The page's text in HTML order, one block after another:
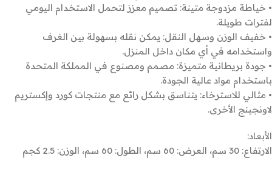
• خياطة مزدوجة متينة: تصميم معزز لتحمل الاستخدام اليومي
لفترات طويلة.
• خفيف الوزن وسهل النقل: يمكن نقله بسهولة بين الغرف
واستخدامه في أي مكان داخل المنزل.
• جودة بريطانية متميزة: مصمم ومصنوع في المملكة المتحدة
باستخدام مواد عالية الجودة.
• مثالي للاسترخاء: يتناسق بشكل رائع مع منتجات كورد وإكستريم
لاونجينج الأخرى.
الأبعاد:
الارتفاع: 30 سم، العرض: 60 سم، الطول: 60 سم، الوزن: 2.5 كجم